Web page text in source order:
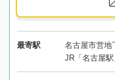
最寄駅
名古屋市営地
JR「名古屋